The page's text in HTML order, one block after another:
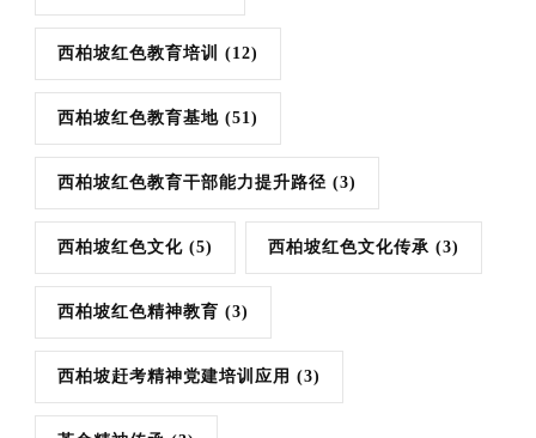
西柏坡红色教育培训 (12)
西柏坡红色教育基地 (51)
西柏坡红色教育干部能力提升路径 (3)
西柏坡红色文化 (5) 西柏坡红色文化传承 (3)
西柏坡红色精神教育 (3)
西柏坡赶考精神党建培训应用 (3)